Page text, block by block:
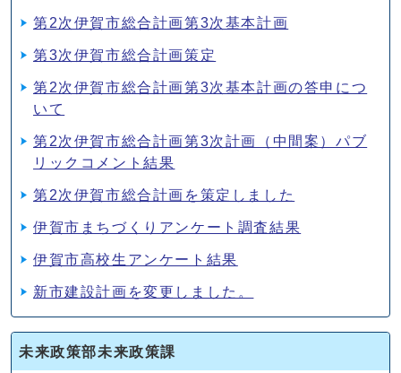
第2次伊賀市総合計画第3次基本計画
第3次伊賀市総合計画策定
第2次伊賀市総合計画第3次基本計画の答申につ
いて
第2次伊賀市総合計画第3次計画（中間案）パブ
リックコメント結果
第2次伊賀市総合計画を策定しました
伊賀市まちづくりアンケート調査結果
伊賀市高校生アンケート結果
新市建設計画を変更しました。
未来政策部未来政策課